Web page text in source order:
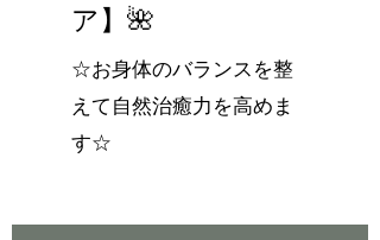
ア】🌺
☆お身体のバランスを整
えて自然治癒力を高めま
す☆